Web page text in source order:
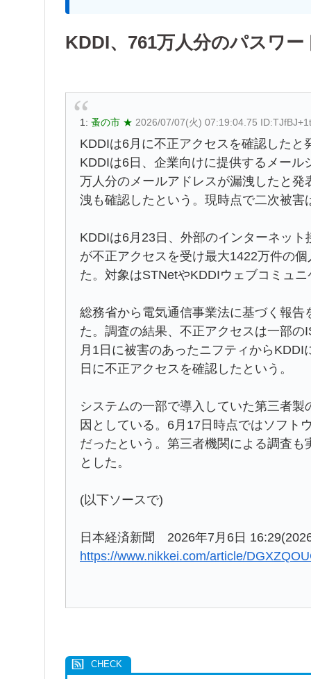
KDDI、761万人分のパスワ
1: 蚤の市 ★ 2026/07/07(火) 07:19:04.75
KDDIは6月に不正アクセスを確認したと
KDDIは6日、企業向けに提供するメー
万人分のメールアドレスが漏洩したと
洩も確認したという。現時点で二次被
KDDIは6月23日、外部のインターネッ
が不正アクセスを受け最大1422万件の
た。対象はSTNetやKDDIウェブコミュ
総務省から電気通信事業法に基づく報
た。調査の結果、不正アクセスは一部
月1日に被害のあったニフティから
日に不正アクセスを確認したという。
システムの一部で導入していた第三者
因としている。6月17日時点ではソフト
だったという。第三者機関による調査
とした。
(以下ソースで)
日本経済新聞 2026年7月6日
https://www.nikkei.com/article/